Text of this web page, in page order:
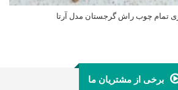
تمام چوب راش گرجستان مدل آرتا
اطلاعات بیشتر
برخی از مشتریان ما